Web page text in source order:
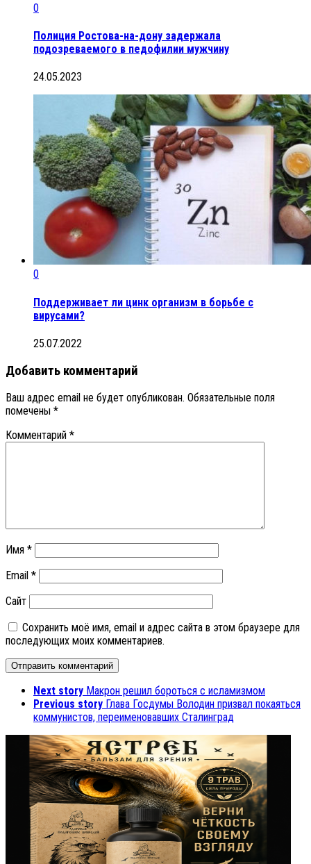
0
Полиция Ростова-на-дону задержала
подозреваемого в педофилии мужчину
24.05.2023
0
Поддерживает ли цинк организм в борьбе с
вирусами?
25.07.2022
Добавить комментарий
Ваш адрес email не будет опубликован. Обязательные поля
помечены *
Комментарий *
Имя *
Email *
Сайт
Сохранить моё имя, email и адрес сайта в этом браузере для
последующих моих комментариев.
Next story Макрон решил бороться с исламизмом
Previous story Глава Госдумы Володин призвал покаяться
коммунистов, переименовавших Сталинград